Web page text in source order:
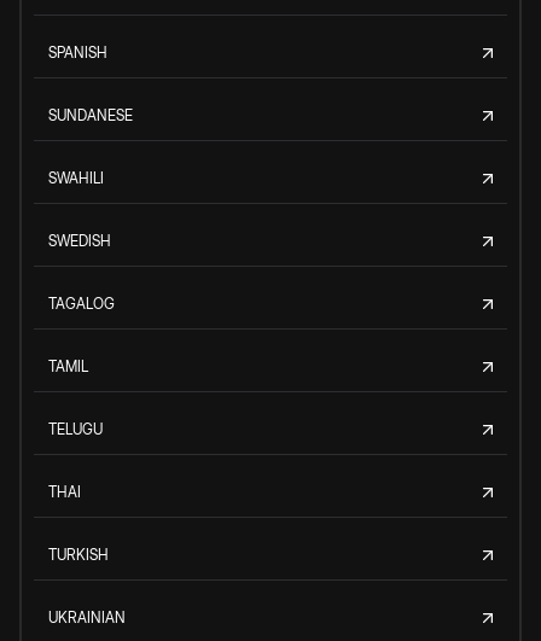
SPANISH
SUNDANESE
SWAHILI
SWEDISH
TAGALOG
TAMIL
TELUGU
THAI
TURKISH
UKRAINIAN